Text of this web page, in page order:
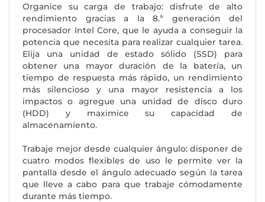
Organice su carga de trabajo: disfrute de alto
rendimiento gracias a la 8.ª generación del
procesador Intel Core, que le ayuda a conseguir la
potencia que necesita para realizar cualquier tarea.
Elija una unidad de estado sólido (SSD) para
obtener una mayor duración de la batería, un
tiempo de respuesta más rápido, un rendimiento
más silencioso y una mayor resistencia a los
impactos o agregue una unidad de disco duro
(HDD) y maximice su capacidad de
almacenamiento.
Trabaje mejor desde cualquier ángulo: disponer de
cuatro modos flexibles de uso le permite ver la
pantalla desde el ángulo adecuado según la tarea
que lleve a cabo para que trabaje cómodamente
durante más tiempo.